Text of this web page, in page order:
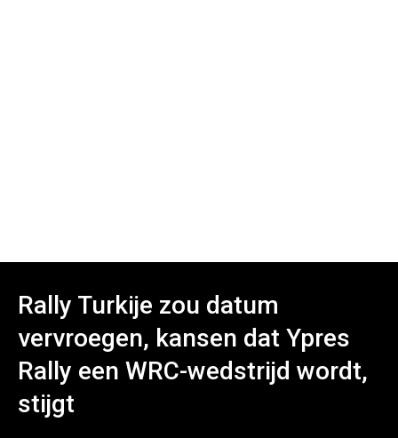
Rally Turkije zou datum
vervroegen, kansen dat Ypres
Rally een WRC-wedstrijd wordt,
stijgt